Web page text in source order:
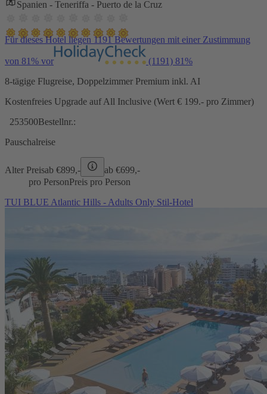
Spanien - Teneriffa - Puerto de la Cruz
Für dieses Hotel liegen 1191 Bewertungen mit einer Zustimmung
von 81% vor (1191) 81%
8-tägige Flugreise, Doppelzimmer Premium inkl. AI
Kostenfreies Upgrade auf All Inclusive (Wert € 199.- pro Zimmer)
253500Bestellnr.:
Pauschalreise
Alter Preisab €899,- ab €699,-
pro PersonPreis pro Person
TUI BLUE Atlantic Hills - Adults Only Stil-Hotel